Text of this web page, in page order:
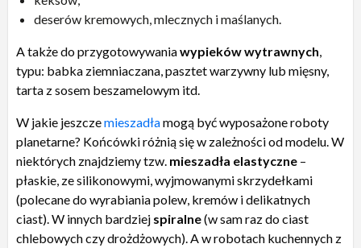
deserów kremowych, mlecznych i maślanych.
A także do przygotowywaniawypieków wytrawnych
typu: babka ziemniaczana, pasztet warzywny lub mięsny,
tarta z sosem beszamelowym itd.
W jakie jeszczemieszadłamogą być wyposażone roboty
planetarne? Końcówki różnią się w zależności od modelu. W
niektórych znajdziemy tzw. mieszadła elastyczne –
płaskie, ze silikonowymi, wyjmowanymi skrzydełkami
(polecane do wyrabiania polew, kremów i delikatnych
ciast). W innych bardziej spiralne(w sam raz do ciast
chlebowych czy drożdżowych). A w robotach kuchennych z